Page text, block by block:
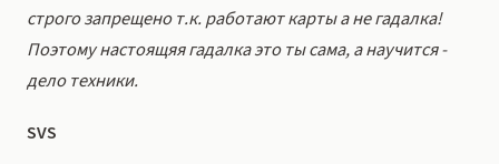
строго запрещено т.к. работают карты а не гадалка!
Поэтому настоящяя гадалка это ты сама, а научится -
дело техники.
SVS